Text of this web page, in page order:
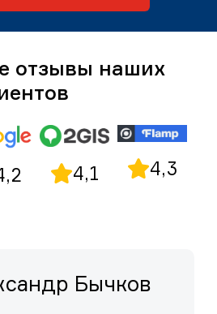
отзывы наших
4,1 4,3
Бычков